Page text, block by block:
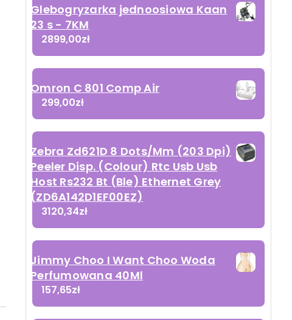
Glebogryzarka jednoosiowa Kaan
23 s - 7KM
2899,00zł
Omron C 801 Comp Air
299,00zł
Zebra Zd621D 8 Dots/Mm (203 Dpi)
Peeler Disp. (Colour) Rtc Usb Usb
Host Rs232 Bt (Ble) Ethernet Grey
(ZD6A142D1EF00EZ)
3120,34zł
Jimmy Choo I Want Choo Woda
Perfumowana 40Ml
157,65zł